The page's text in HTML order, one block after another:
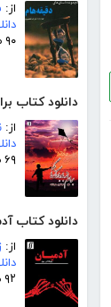
از:
۹۰ صفحه
دانلود کتاب
از:
۶۹ صفحه
دانلود کتاب
از:
۹۲ صفحه